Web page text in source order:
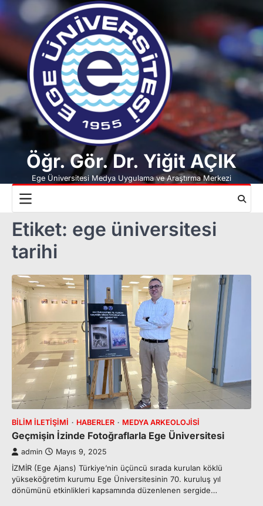
to
Öğr. Gör. Dr. Yiğit AÇIK
Ege Üniversitesi Medya Uygulama ve Araştırma Merkezi
Etiket: ege üniversitesi
tarihi
BILIM İLETIŞIMI HABERLER MEDYA ARKEOLOJISI
Geçmişin İzinde Fotoğraflarla Ege Üniversitesi
admin Mayıs 9, 2025
İZMİR (Ege Ajans) Türkiye’nin üçüncü sırada kurulan köklü
yükseköğretim kurumu Ege Üniversitesinin 70. kuruluş yıl
dönümünü etkinlikleri kapsamında düzenlenen sergide…